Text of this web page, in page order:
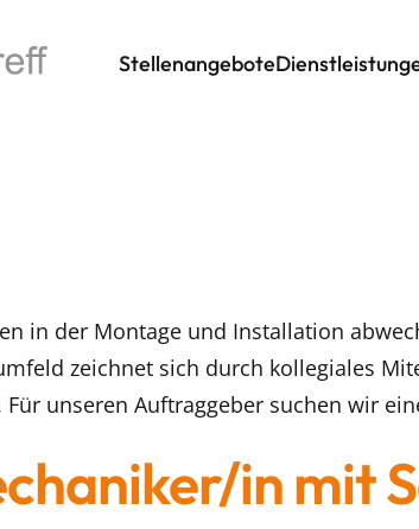
Stellenangebote
in der Montage und Installation
zeichnet sich durch kollegiales
unseren Auftraggeber suchen wir
in mit